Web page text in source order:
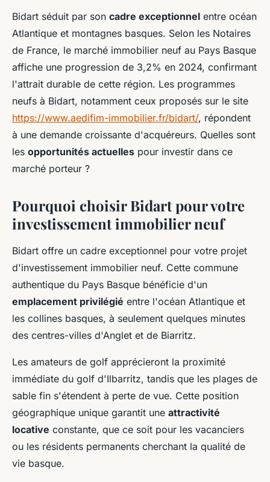
Bidart séduit par son cadre exceptionnel entre océan
Atlantique et montagnes basques. Selon les Notaires
de France, le marché immobilier neuf au Pays Basque
affiche une progression de 3,2% en 2024, confirmant
l'attrait durable de cette région. Les programmes
neufs à Bidart, notamment ceux proposés sur le site
https://www.aedifim-immobilier.fr/bidart/, répondent
à une demande croissante d'acquéreurs. Quelles sont
les opportunités actuelles pour investir dans ce
marché porteur ?
Pourquoi choisir Bidart pour votre
investissement immobilier neuf
Bidart offre un cadre exceptionnel pour votre projet
d'investissement immobilier neuf. Cette commune
authentique du Pays Basque bénéficie d'un
emplacement privilégié entre l'océan Atlantique et
les collines basques, à seulement quelques minutes
des centres-villes d'Anglet et de Biarritz.
Les amateurs de golf apprécieront la proximité
immédiate du golf d'Ilbarritz, tandis que les plages de
sable fin s'étendent à perte de vue. Cette position
géographique unique garantit une attractivité
locative constante, que ce soit pour les vacanciers
ou les résidents permanents cherchant la qualité de
vie basque.